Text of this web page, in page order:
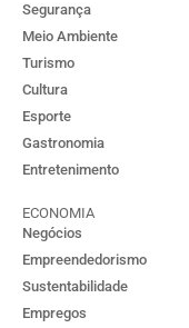
Segurança
Meio Ambiente
Turismo
Cultura
Esporte
Gastronomia
Entretenimento
ECONOMIA
Negócios
Empreendedorismo
Sustentabilidade
Empregos